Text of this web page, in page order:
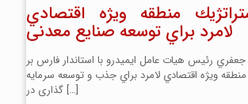
منطقه ويژه اقتصادي
لامرد براي توسعه صنايع معدنی
جعفري رئيس هيات عامل ايميدرو با استاندار فارس بر
ويژه اقتصادي لامرد براي جذب و توسعه سرمایه
گذاری در[…]